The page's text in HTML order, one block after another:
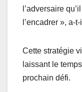
l’adversaire
l’encadrer », a-
Cette stratégie
laissant le
prochain défi.